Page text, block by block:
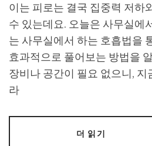
이는 피로는 결국 집중력 저하
수 있는데요. 오늘은 사무실에
는 사무실에서 하는 호흡법을
효과적으로 풀어보는 방법을
장비나 공간이 필요 없으니, 지
라
더 읽기